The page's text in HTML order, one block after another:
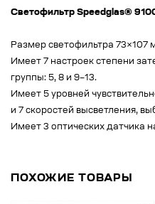
Светофильтр Speedglas®
Размер светофильтра 73×107
Имеет 7 настроек степени
группы: 5, 8 и 9–13.
Имеет 5 уровней
и 7 скоростей высветления,
Имеет 3 оптических датчика
ПОХОЖИЕ ТОВАРЫ